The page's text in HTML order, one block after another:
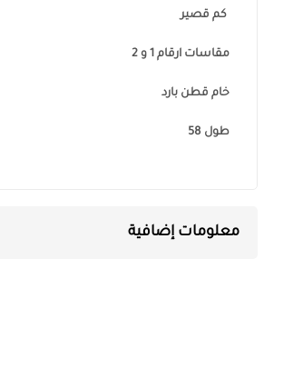
كم قصير
مقاسات ارقام 1 و 2
خام قطن بارد
طول 58
معلومات إضافية